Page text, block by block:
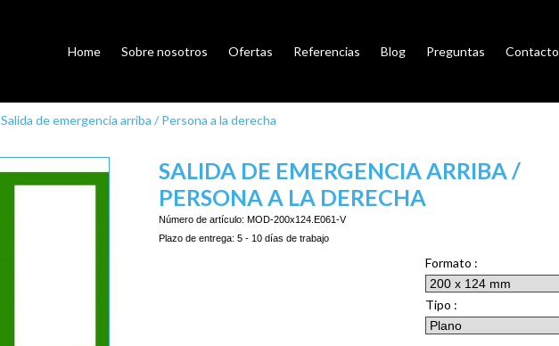
Home Sobre nosotros Ofertas Referencias Blog Preguntas Contacto
Salida de emergencia arriba / Persona a la derecha
SALIDA DE EMERGENCIA ARRIBA /
PERSONA A LA DERECHA
Número de artículo: MOD-200x124.E061-V
Plazo de entrega: 5 - 10 días de trabajo
Formato :
Tipo :